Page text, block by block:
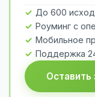
До 600
Роуминг с
Мобильное
Поддержка
Оставить